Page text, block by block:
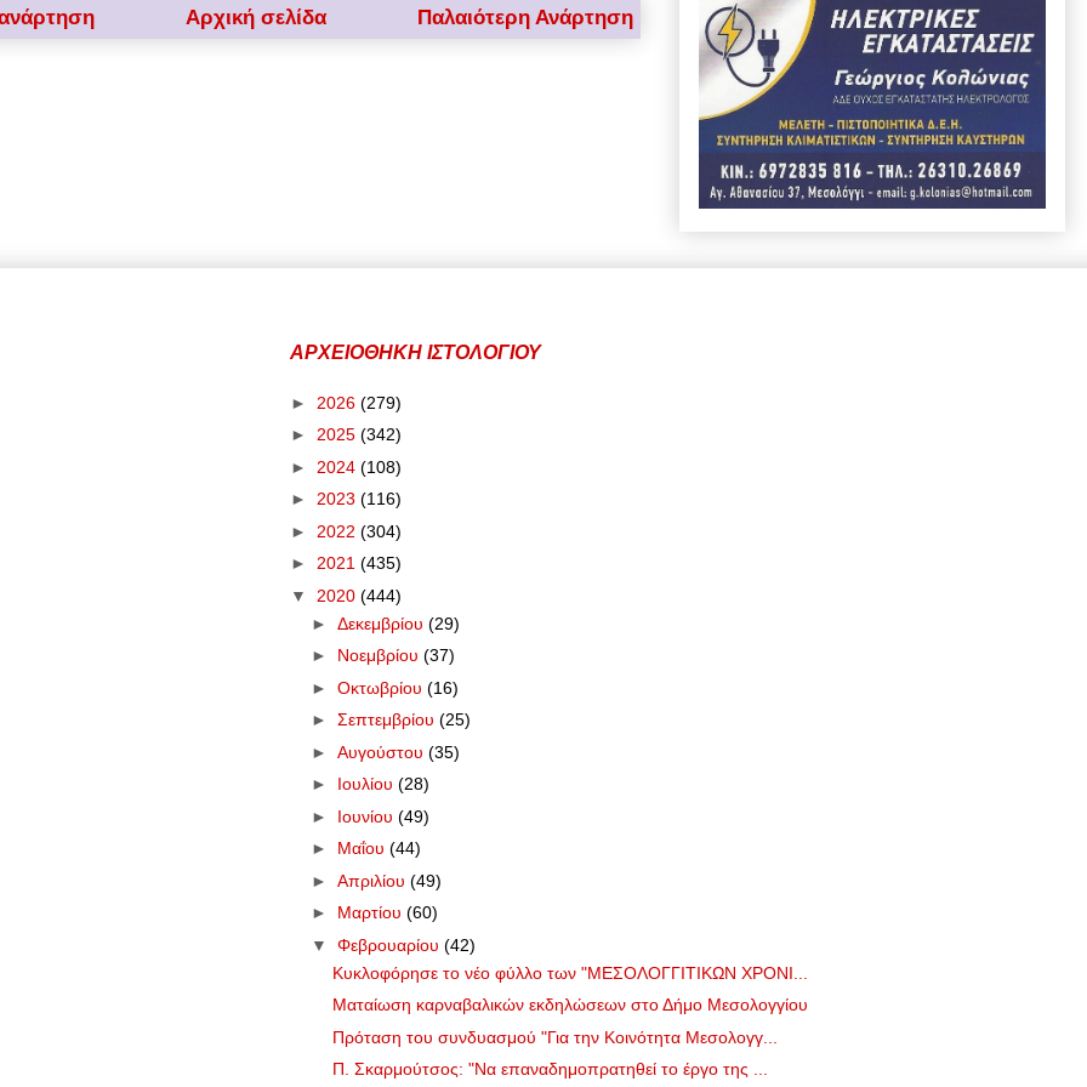
Παλαιότερη Ανάρτηση
Αρχική σελίδα
ΑΡΧΕΙΟΘΗΚΗ ΙΣΤΟΛΟΓΙΟΥ
► 2026 (279)
► 2025 (342)
► 2024 (108)
► 2023 (116)
► 2022 (304)
► 2021 (435)
▼ 2020 (444)
► Δεκεμβρίου (29)
► Νοεμβρίου (37)
► Οκτωβρίου (16)
► Σεπτεμβρίου (25)
► Αυγούστου (35)
► Ιουλίου (28)
► Ιουνίου (49)
► Μαΐου (44)
► Απριλίου (49)
► Μαρτίου (60)
▼ Φεβρουαρίου (42)
Κυκλοφόρησε το νέο φύλλο των "ΜΕΣΟΛΟΓΓΙΤΙΚΩΝ ΧΡΟΝΙ...
Ματαίωση καρναβαλικών εκδηλώσεων στο Δήμο Μεσολογγίου
Πρόταση του συνδυασμού "Για την Κοινότητα Μεσολογγ...
Π. Σκαρμούτσος: "Να επαναδημοπρατηθεί το έργο της ...